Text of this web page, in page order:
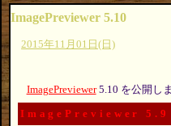
ImagePreviewer 5.10
2015年11月01日(日)
ImagePreviewer5.10 を公開しま
ImagePreviewer 5.9